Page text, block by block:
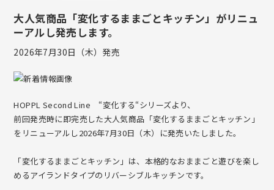
ColoColo Chair & Desk【チェア＆デスク】
Choice【ハイチェア】
ColoColo Step【踏み台】
変化するくるくる本棚【回転式本棚】
SHOWROOM
STORES
大人気商品「変化するままごとキッチン」がリニュ
ーアルし発売します。
2026年7月30日（木）発売
HOPPL Second Line “変化する“シリーズより、
前回発売時に即完売した大人気商品「変化するままごとキッチン」
をリニューアルし2026年7月30日（木）に発売いたしました。
「変化するままごとキッチン」は、本格的なおままごと遊びを楽し
めるアイランドタイプのリバーシブルキッチンです。